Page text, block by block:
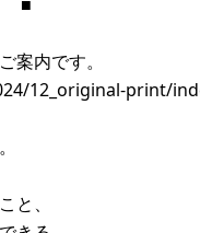
案内です。
12_original-print/
と、